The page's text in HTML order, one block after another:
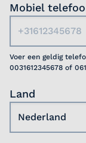
delen van
het werk
Mobiel
Voer een geldig
0031612345678 of
Land